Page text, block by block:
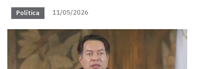
Política 11/05/2026